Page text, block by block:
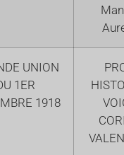
UNION
1ER
1918